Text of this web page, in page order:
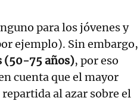
para los jóvenes y
ejemplo). Sin embargo,
(50-75 años), por eso
cuenta que el mayor
al azar sobre el